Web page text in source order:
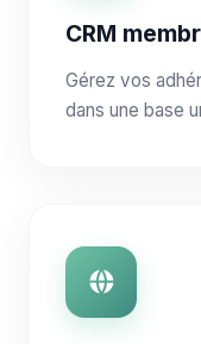
CRM
Gérez vos
dans une base